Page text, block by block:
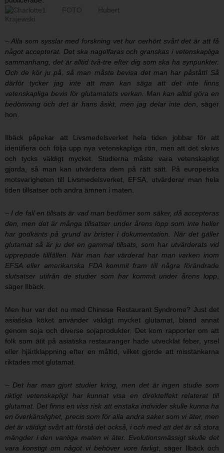
– Alla som sysslar med forskning vet hur oerhört svårt det är att få
något accepterat. Det ska nagelfaras och granskas i vetenskapliga
sammanhang, det är alltid två-tre efter dig som ska ha synpunkter.
Och de kör ju på, så man måste bevisa det man har påstått! Så
därför tycker jag inte att man kan säga att det inte finns
vetenskapliga bevis för glutamatets verkan. Man kan alltid göra en
bedömning och det är hans åsikt, men jag delar inte den, säger
hon.
Ilbäck påpekar att Livsmedelsverket hela tiden jobbar för att
identifiera och följa upp nya vetenskapliga rön, men att det skrivs
och tycks väldigt mycket. Studierna måste vara vetenskapligt
gjorda, så man kan utvärdera dem på rätt sätt. På europeiska
motsvarigheten till Livsmedelsverket, EFSA, utvärderar man hela
tiden tillsatser och andra ämnen i maten.
– I de fall en tillsats är vad man bedömer som säker, då accepteras
den, men det är många tillsatser under årens lopp som inte heller
har godkänts på grund av brister i dokumentation. När det gäller
glutamat så är ju det en gammal tillsats, som har utvärderats vid
upprepade tillfällen. När man har värderat har man varken inom
EFSA eller amerikanska FDA kommit fram till några förändrade
slutsatser utifrån de studier som har kommit under årens lopp,
säger Ilbäck.
Men hur var det nu med Chinese Restaurant Syndrome? Just det
asiatiska köket använder väldigt mycket glutamat, bland annat
genom soja och diverse sojaprodukter. Det kom rapporter om att
folk som ätit på asiatiska restauranger hade utvecklat feber, yrsel
eller hjärtklappning efter en måltid, vilket gjorde att misstankarna
riktades mot glutamat.
– Det har man gjort studier kring, men det är ingen studie som
riktigt vetenskapligt har kunnat visa en direkteffekt relaterat till
glutamat. Det finns en viss risk att enstaka individer skulle kunna ha
en överkänslighet, precis som för alla andra saker som vi äter, men
det är väldigt svårt att förstå det också, i och med att det är så stora
mängder i den vanliga maten vi äter. Evolutionsmässigt skulle det
vara konstigt om något vi behöver vore farligt, säger Ilbäck och